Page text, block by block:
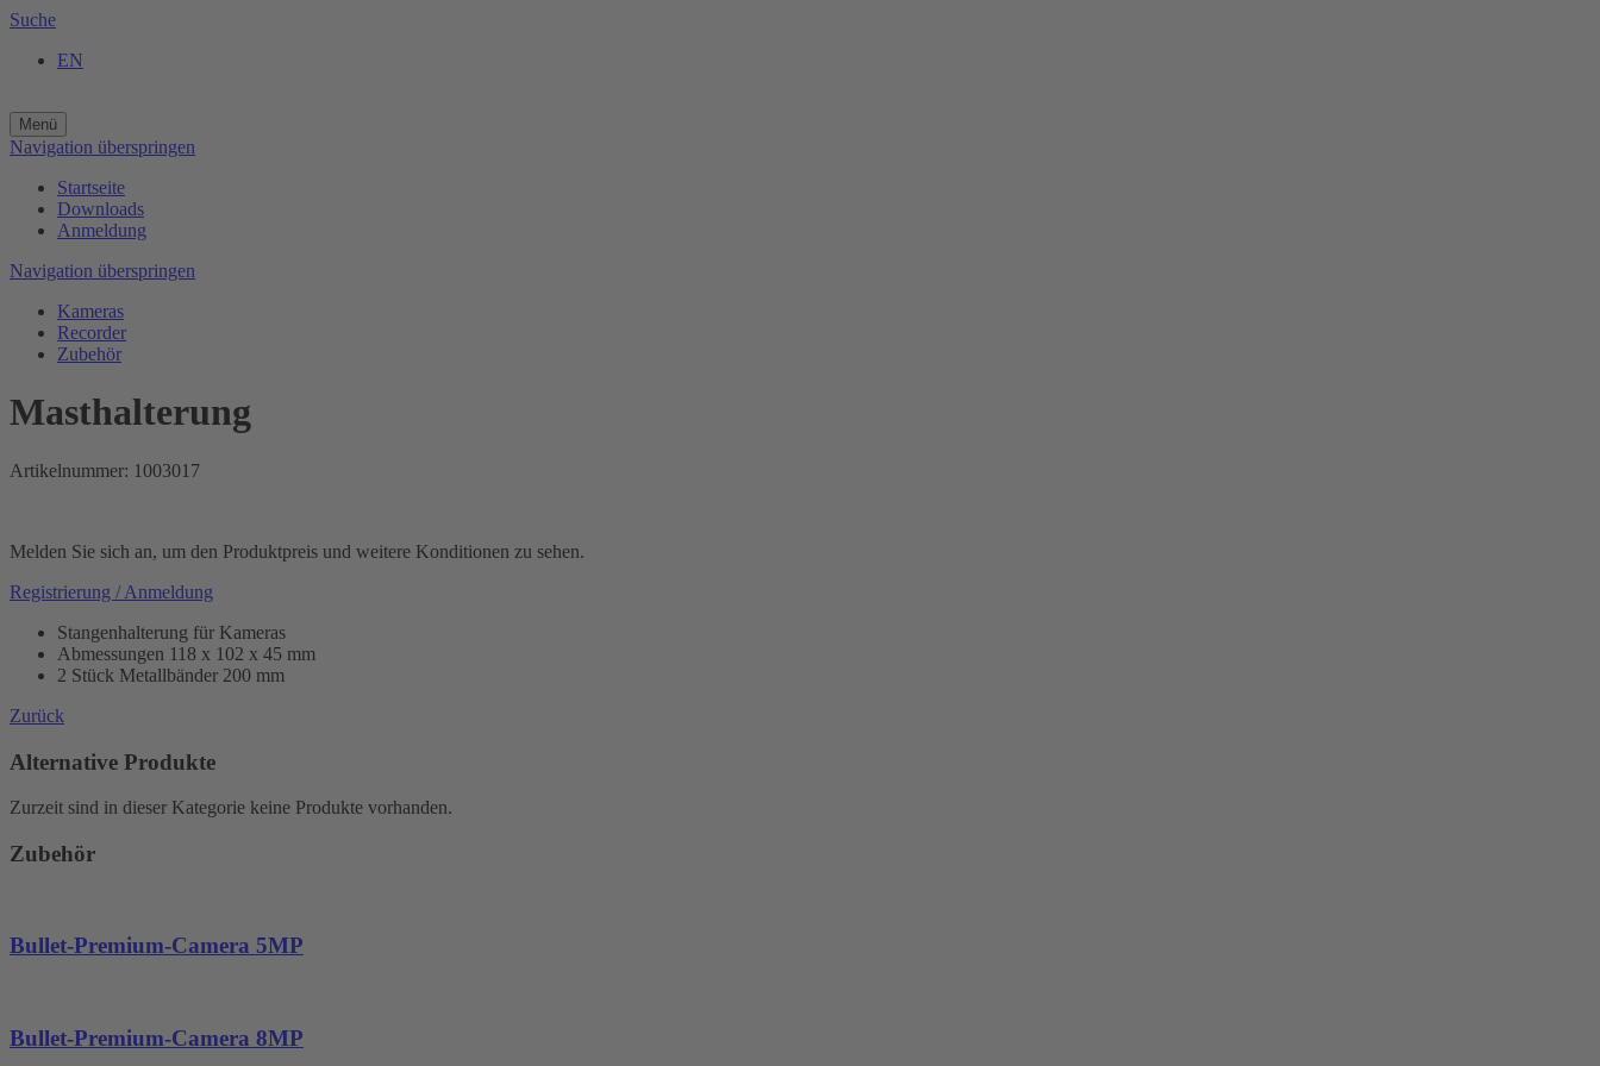
Suche
EN
Menü
Navigation überspringen
Startseite
Downloads
Anmeldung
Navigation überspringen
Kameras
Recorder
Zubehör
Masthalterung
Artikelnummer: 1003017
Melden Sie sich an, um den Produktpreis und weitere Konditionen zu sehen.
Registrierung / Anmeldung
Stangenhalterung für Kameras
Abmessungen 118 x 102 x 45 mm
2 Stück Metallbänder 200 mm
Zurück
Alternative Produkte
Zurzeit sind in dieser Kategorie keine Produkte vorhanden.
Zubehör
Bullet-Premium-Camera 5MP
Bullet-Premium-Camera 8MP